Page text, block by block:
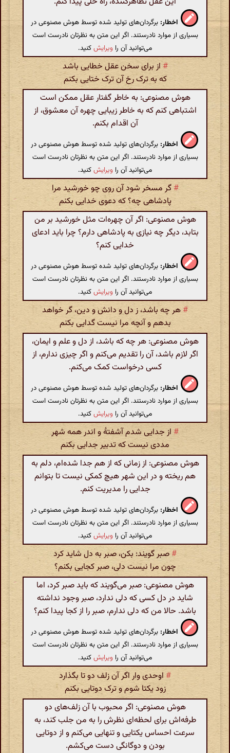
اخطار: برگردان‌های تولید شده توسط هوش مصنوعی در
بسیاری از موارد نادرستند. اگر این متن به نظرتان نادرست است
می‌توانید آن را ویرایشکنید.
#از برای سخن عقل خطایی باشد
که به ترک رخ آن ترک ختایی بکنم
هوش مصنوعی: به خاطر گفتار عقل ممکن است
اشتباهی کنم که به خاطر زیبایی چهره آن معشوق، از
آن اقدام بکنم.
اخطار: برگردان‌های تولید شده توسط هوش مصنوعی در
بسیاری از موارد نادرستند. اگر این متن به نظرتان نادرست است
می‌توانید آن را ویرایشکنید.
# گر مسخر شود آن روی چو خورشید مرا
پادشاهی چه؟ که دعوی خدایی بکنم
هوش مصنوعی: اگر آن چهره‌ات مثل خورشید بر من
بتابد، دیگر چه نیازی به پادشاهی دارم؟ چرا باید ادعای
خدایی کنم؟
اخطار: برگردان‌های تولید شده توسط هوش مصنوعی در
بسیاری از موارد نادرستند. اگر این متن به نظرتان نادرست است
می‌توانید آن را ویرایشکنید.
# هر چه باشد، ز دل و دانش و دین، گر خواهد
بدهم و آنچه مرا نیست گدایی بکنم
هوش مصنوعی: هر چه که باشد، از دل و علم و ایمان،
اگر لازم باشد، آن را تقدیم می‌کنم و اگر چیزی ندارم، از
کسی درخواست کمک می‌کنم.
اخطار: برگردان‌های تولید شده توسط هوش مصنوعی در
بسیاری از موارد نادرستند. اگر این متن به نظرتان نادرست است
می‌توانید آن را ویرایشکنید.
# از جدایی شدم آشفتهٔ و اندر همه شهر
مددی نیست که تدبیر جدایی بکنم
هوش مصنوعی: از زمانی که از هم جدا شده‌ام، دلم به
هم ریخته و در این شهر هیچ کمکی نیست تا بتوانم
جدایی را مدیریت کنم.
اخطار: برگردان‌های تولید شده توسط هوش مصنوعی در
بسیاری از موارد نادرستند. اگر این متن به نظرتان نادرست است
می‌توانید آن را ویرایشکنید.
# صبر گویند: بکن، صبر به دل شاید کرد
چون مرا نیست دلی، صبر کجایی بکنم؟
هوش مصنوعی: صبر می‌گویند که باید صبر کرد، اما
شاید در دل کسی که دلی ندارد، صبر وجود نداشته
باشد. حالا من که دلی ندارم، صبر را از کجا پیدا کنم؟
اخطار: برگردان‌های تولید شده توسط هوش مصنوعی در
بسیاری از موارد نادرستند. اگر این متن به نظرتان نادرست است
می‌توانید آن را ویرایشکنید.
#اوحدی وار اگر آن زلف دو تا بگذارد
زود یکتا شوم و ترک دوتایی بکنم
هوش مصنوعی: اگر محبوب با آن زلف‌های دو
طرفه‌اش برای لحظه‌ای نظرش را به من جلب کند، به
سرعت احساس یکتایی و تنهایی می‌کنم و از دوتایی
بودن و دوگانگی دست می‌کشم.